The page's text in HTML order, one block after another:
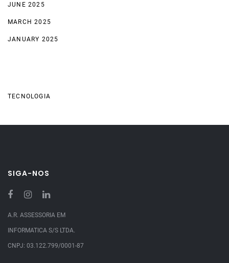
JUNE 2025
MARCH 2025
JANUARY 2025
TECNOLOGIA
SIGA-NOS
A.R. ASSESSORIA EM
INFORMATICA S/S LTDA.
CNPJ: 03.122.799/0001-87